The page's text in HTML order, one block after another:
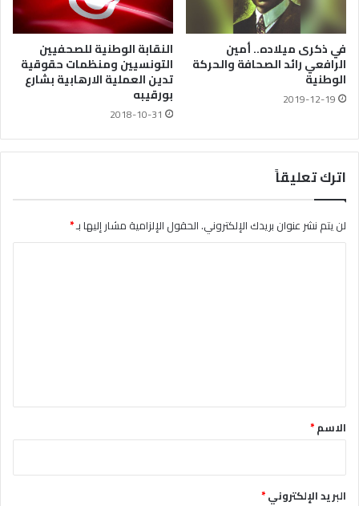
في ذكرى ميلاده.. أمين
الرافعي رائد الصحافة والحركة
الوطنية
2019-12-19
النقابة الوطنية للصحفيين
التونسيين ومنظمات حقوقية
تدين العملية الارهابية بشارع
بورقيبه
2018-10-31
اترك تعليقاً
لن يتم نشر عنوان بريدك الإلكتروني.الحقول الإلزامية مشار إليها بـ*
*الاسم*
البريد الإلكتروني*